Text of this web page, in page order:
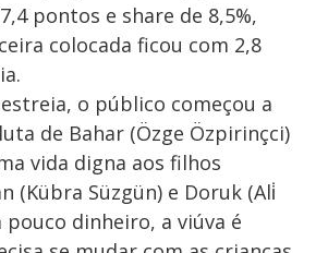
pontos e share de 8,5%,
colocada ficou com 2,8
o público começou a
de Bahar (Özge Özpirinçci)
vida digna aos filhos
(Kübra Süzgün) e Doruk (Ali̇
pouco dinheiro, a viúva é